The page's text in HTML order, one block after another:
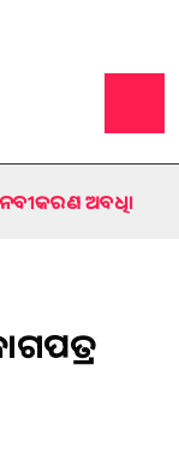
ନବୀକରଣ ଅବଧି।